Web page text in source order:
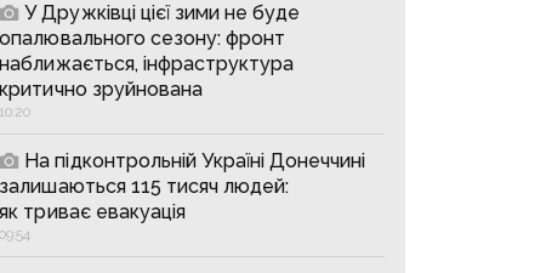
У Дружківці цієї зими не буде
опалювального сезону: фронт
наближається, інфраструктура
критично зруйнована
10:20
На підконтрольній Україні Донеччині
залишаються 115 тисяч людей:
як триває евакуація
09:54